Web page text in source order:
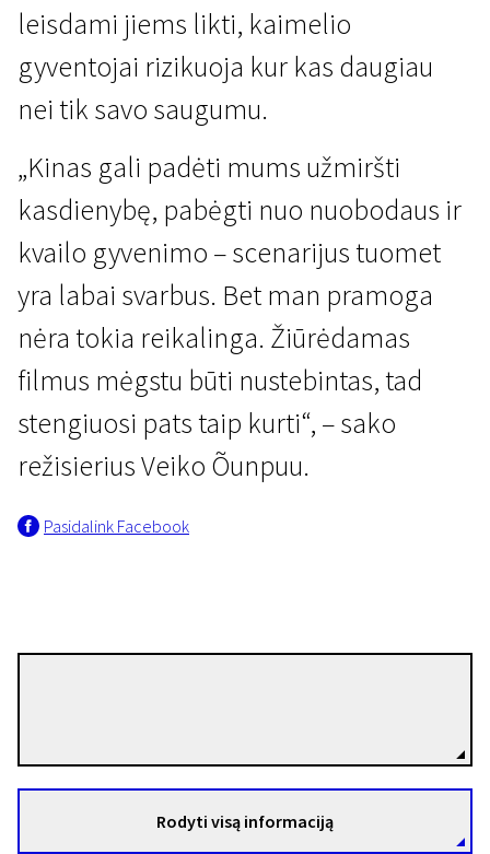
leisdami jiems likti, kaimelio
gyventojai rizikuoja kur kas daugiau
nei tik savo saugumu.
„Kinas gali padėti mums užmiršti
kasdienybę, pabėgti nuo nuobodaus ir
kvailo gyvenimo – scenarijus tuomet
yra labai svarbus. Bet man pramoga
nėra tokia reikalinga. Žiūrėdamas
filmus mėgstu būti nustebintas, tad
stengiuosi pats taip kurti“, – sako
režisierius Veiko Õunpuu.
Pasidalink Facebook
Rodyti visą informaciją